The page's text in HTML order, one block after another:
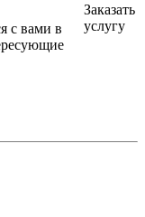
с вами в
Заказать
услугу